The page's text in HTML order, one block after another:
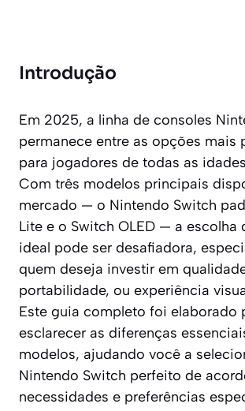
Introdução
Em 2025, a linha de consoles
permanece entre as opções mais
para jogadores de todas as
Com três modelos principais
mercado — o Nintendo Switch
Lite e o Switch OLED — a escolha
ideal pode ser desafiadora,
quem deseja investir em
portabilidade, ou experiência
Este guia completo foi elaborado
esclarecer as diferenças
modelos, ajudando você a
Nintendo Switch perfeito de
necessidades e preferências